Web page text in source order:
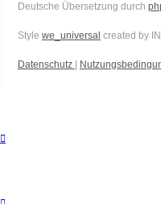
Deutsche Übersetzung durch
Style we_universal created by
Datenschutz